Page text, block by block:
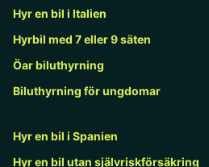
Hyr en bil i Italien
Hyrbil med 7 eller 9 säten
Öar biluthyrning
Biluthyrning för ungdomar
Hyr en bil i Spanien
Hyr en bil utan självriskförsäkring